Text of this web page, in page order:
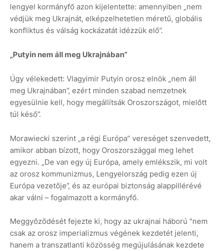
lengyel kormányfő azon kijelentette: amennyiben „nem
védjük meg Ukrajnát, elképzelhetetlen méretű, globális
konfliktus és válság kockázatát idézzük elő”.
„Putyin nem áll meg Ukrajnában”
Úgy vélekedett: Vlagyimir Putyin orosz elnök „nem áll
meg Ukrajnában”, ezért minden szabad nemzetnek
egyesülnie kell, hogy megállítsák Oroszországot, mielőtt
túl késő”.
Morawiecki szerint „a régi Európa” vereséget szenvedett,
amikor abban bízott, hogy Oroszországgal meg lehet
egyezni. „De van egy új Európa, amely emlékszik, mi volt
az orosz kommunizmus, Lengyelország pedig ezen új
Európa vezetője”, és az európai biztonság alappillérévé
akar válni – fogalmazott a kormányfő.
Meggyőződését fejezte ki, hogy az ukrajnai háború "nem
csak az orosz imperializmus végének kezdetét jelenti,
hanem a transzatlanti közösség megújulásának kezdete